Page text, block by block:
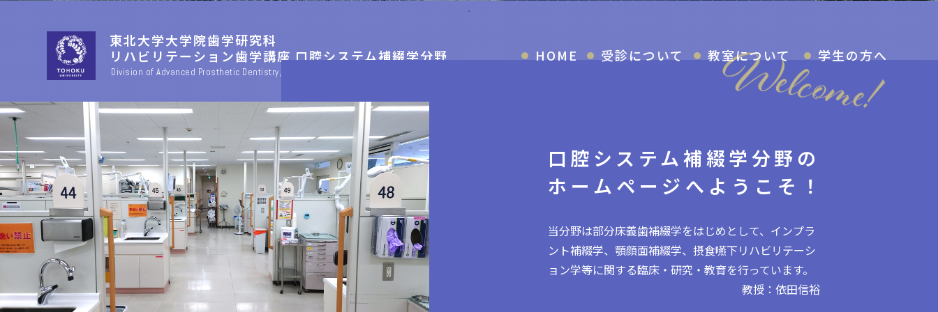
東北大学大学院歯学研究科
リハビリテーション歯学講座口腔システム補綴学分野
Division of Advanced Prosthetic Dentistry,
HOME 受診について 教室について 学生の方へ
口腔システム補綴学分野の
ホームページへようこそ！
当分野は部分床義歯補綴学をはじめとして、インプラ
ント補綴学、顎顔面補綴学、摂食嚥下リハビリテーシ
ョン学等に関する臨床・研究・教育を行っています。
教授：依田信裕